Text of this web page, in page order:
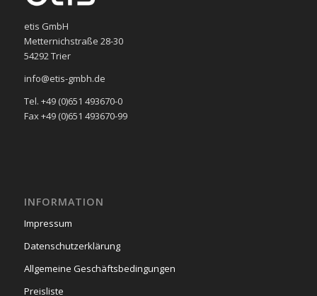
etis GmbH
Metternichstraße 28-30
54292 Trier
info@etis-gmbh.de
Tel. +49 (0)651 493670-0
Fax +49 (0)651 493670-99
INFORMATION
Impressum
Datenschutzerklärung
Allgemeine Geschäftsbedingungen
Preisliste